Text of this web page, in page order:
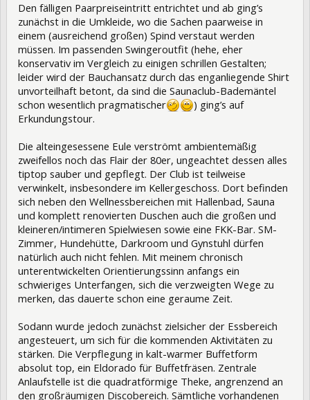
Den fälligen Paarpreiseintritt entrichtet und ab ging’s
zunächst in die Umkleide, wo die Sachen paarweise in
einem (ausreichend großen) Spind verstaut werden
müssen. Im passenden Swingeroutfit (hehe, eher
konservativ im Vergleich zu einigen schrillen Gestalten;
leider wird der Bauchansatz durch das enganliegende Shirt
unvorteilhaft betont, da sind die Saunaclub-Bademäntel
schon wesentlich pragmatischer
) ging’s auf
Erkundungstour.
Die alteingesessene Eule verströmt ambientemäßig
zweifellos noch das Flair der 80er, ungeachtet dessen alles
tiptop sauber und gepflegt. Der Club ist teilweise
verwinkelt, insbesondere im Kellergeschoss. Dort befinden
sich neben den Wellnessbereichen mit Hallenbad, Sauna
und komplett renovierten Duschen auch die großen und
kleineren/intimeren Spielwiesen sowie eine FKK-Bar. SM-
Zimmer, Hundehütte, Darkroom und Gynstuhl dürfen
natürlich auch nicht fehlen. Mit meinem chronisch
unterentwickelten Orientierungssinn anfangs ein
schwieriges Unterfangen, sich die verzweigten Wege zu
merken, das dauerte schon eine geraume Zeit.
Sodann wurde jedoch zunächst zielsicher der Essbereich
angesteuert, um sich für die kommenden Aktivitäten zu
stärken. Die Verpflegung in kalt-warmer Buffetform
absolut top, ein Eldorado für Buffetfräsen. Zentrale
Anlaufstelle ist die quadratförmige Theke, angrenzend an
den großräumigen Discobereich. Sämtliche vorhandenen